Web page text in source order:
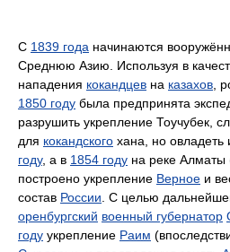
С 1839 года начинаются
Среднюю Азию. Используя в
нападения кокандцев на казахов,
1850 году была предпринята
разрушить укрепление Тоучубек,
для кокандского хана, но
году, а в 1854 году на реке Алматы
построено укрепление Верное и
состав России. С целью
оренбургский военный губернатор
году укрепление Раим